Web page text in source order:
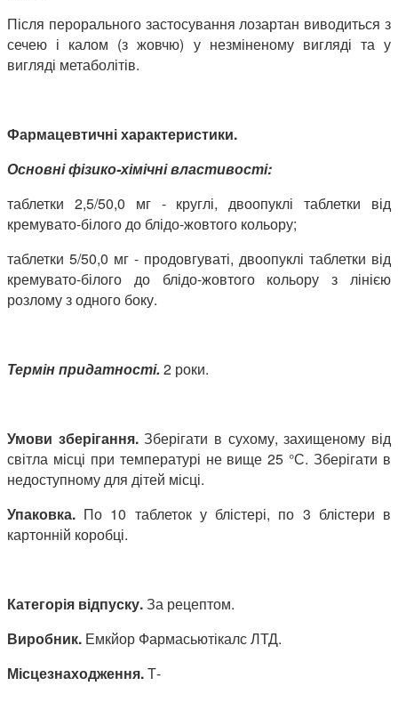
Після перорального застосування лозартан виводиться з
сечею і калом (з жовчю) у незміненому вигляді та у
вигляді метаболітів.
Фармацевтичні характеристики.
Основні фізико-хімічні властивості:
таблетки 2,5/50,0 мг - круглі, двоопуклі таблетки від
кремувато-білого до блідо-жовтого кольору;
таблетки 5/50,0 мг - продовгуваті, двоопуклі таблетки від
кремувато-білого до блідо-жовтого кольору з лінією
розлому з одного боку.
Термін придатності. 2 роки.
Умови зберігання.Зберігати в сухому, захищеному від
світла місці при температурі не вище 25 °С. Зберігати в
недоступному для дітей місці.
Упаковка. По 10 таблеток у блістері, по 3 блістери в
картонній коробці.
Категорія відпуску.За рецептом.
Виробник. Емкйор Фармасьютікалс ЛТД.
Місцезнаходження.Т-